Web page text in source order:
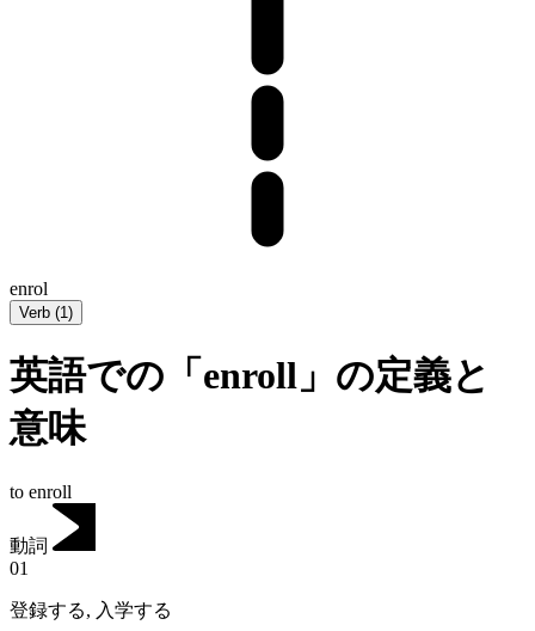
enrol
Verb (1)
英語での「enroll」の定義と
意味
to enroll
動詞
01
登録する, 入学する